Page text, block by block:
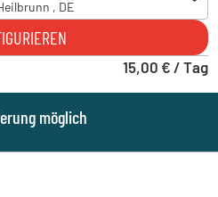
, DE
, DE
, DE
15,00 € / Tag
möglich